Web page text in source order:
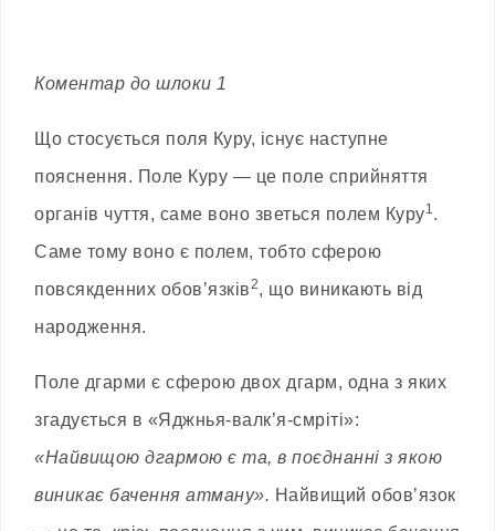
Коментар до шлоки 1
Що стосується поля Куру, існує наступне
пояснення. Поле Куру — це поле сприйняття
органів чуття, саме воно зветься полем Куру1.
Саме тому воно є полем, тобто сферою
повсякденних обов’язків2, що виникають від
народження.
Поле дгарми є сферою двох дгарм, одна з яких
згадується в «Яджнья-валк’я-смріті»:
«Найвищою дгармою є та, в поєднанні з якою
виникає бачення атману». Найвищий обовʼязок